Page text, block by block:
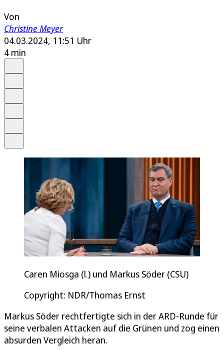
Von
Christine Meyer
04.03.2024, 11:51 Uhr
4 min
Caren Miosga (l.) und Markus Söder (CSU)
Copyright: NDR/Thomas Ernst
Markus Söder rechtfertigte sich in der ARD-Runde für
seine verbalen Attacken auf die Grünen und zog einen
absurden Vergleich heran.